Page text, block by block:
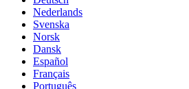
Nederlands
Svenska
Norsk
Dansk
Español
Français
Português